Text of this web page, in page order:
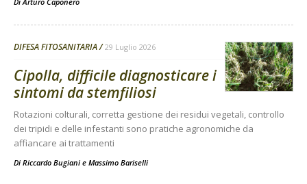
DIFESA FITOSANITARIA 29 Luglio 2026
Cipolla, difficile diagnosticare i
sintomi da stemfiliosi
Rotazioni colturali, corretta gestione dei residui vegetali, controllo
dei tripidi e delle infestanti sono pratiche agronomiche da
affiancare ai trattamenti
Di Riccardo Bugiani e Massimo Bariselli